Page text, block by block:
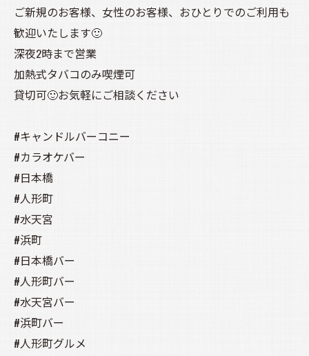
ご新規のお客様、女性のお客様、おひとりでのご利用も
歓迎いたします🙂
深夜2時まで営業
加熱式タバコのみ喫煙可
貸切可🙂お気軽にご相談ください
#キャンドルバーコニー
#カラオケバー
#日本橋
#人形町
#水天宮
#浜町
#日本橋バー
#人形町バー
#水天宮バー
#浜町バー
#人形町グルメ